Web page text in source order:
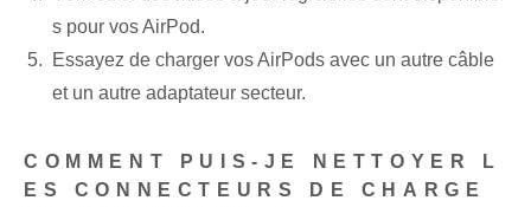
s pour vos AirPod.
Essayez de charger vos AirPods​ avec un autre câble
et un autre adaptateur secteur.
COMMENT PUIS-JE NETTOYER L
ES CONNECTEURS DE CHARGE